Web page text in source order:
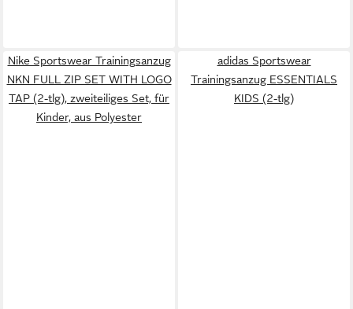
Nike Sportswear Trainingsanzug
NKN FULL ZIP SET WITH LOGO
TAP (2-tlg), zweiteiliges Set, für
Kinder, aus Polyester
adidas Sportswear
Trainingsanzug ESSENTIALS
KIDS (2-tlg)